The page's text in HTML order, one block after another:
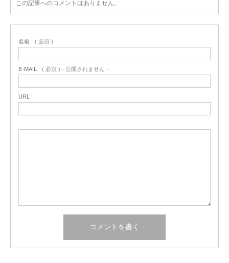
この記事へのコメントはありません。
名前 ( 必須 )
E-MAIL ( 必須 ) - 公開されません -
URL